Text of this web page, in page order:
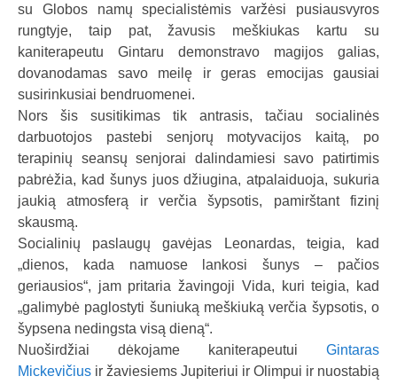
su Globos namų specialistėmis varžėsi pusiausvyros
rungtyje, taip pat, žavusis meškiukas kartu su
kaniterapeutu Gintaru demonstravo magijos galias,
dovanodamas savo meilę ir geras emocijas gausiai
susirinkusiai bendruomenei.
Nors šis susitikimas tik antrasis, tačiau socialinės
darbuotojos pastebi senjorų motyvacijos kaitą, po
terapinių seansų senjorai dalindamiesi savo patirtimis
pabrėžia, kad šunys juos džiugina, atpalaiduoja, sukuria
jaukią atmosferą ir verčia šypsotis, pamirštant fizinį
skausmą.
Socialinių paslaugų gavėjas Leonardas, teigia, kad
„dienos, kada namuose lankosi šunys – pačios
geriausios“, jam pritaria žavingoji Vida, kuri teigia, kad
„galimybė paglostyti šuniuką meškiuką verčia šypsotis, o
šypsena nedingsta visą dieną“.
Nuoširdžiai dėkojame kaniterapeutui Gintaras
Mickevičius ir žaviesiems Jupiteriui ir Olimpui ir nuostabią